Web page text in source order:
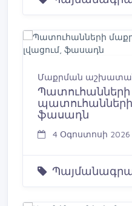
Մաքրման
Պատուհանների
պատուհանների
ֆասադն
4 Օգոստոսի 2026